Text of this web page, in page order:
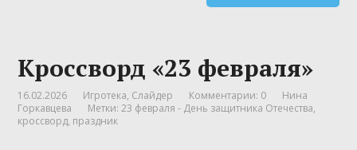
Кроссворд «23 февраля»
16.02.2026 Игротека, Слайдер Комментарии: 0
Нина
Горкавцева
Метки:23 февраля - День защитника Отечества,
кроссворд, праздник